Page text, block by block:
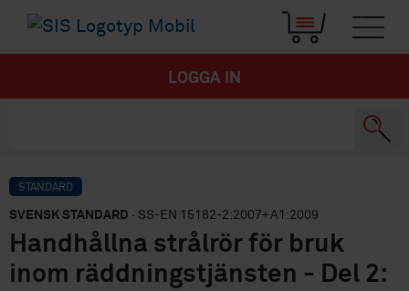
LOGGA IN
STANDARD
SVENSK STANDARD · SS-EN 15182-2:2007+A1:2009
Handhållna strålrör för bruk
inom räddningstjänsten - Del 2: